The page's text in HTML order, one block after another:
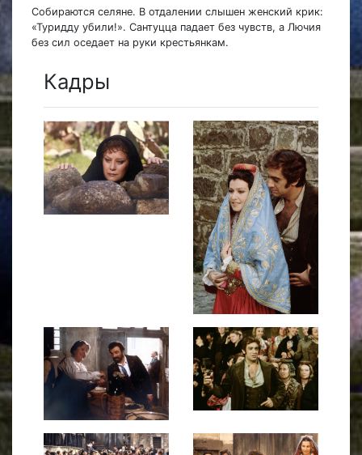
Собираются селяне. В отдалении слышен женский крик:
«Туридду убили!». Сантуцца падает без чувств, а Лючия
без сил оседает на руки крестьянкам.
Кадры